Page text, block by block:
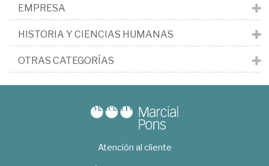
EMPRESA
HISTORIA Y CIENCIAS HUMANAS
OTRAS CATEGORÍAS
Atención al cliente